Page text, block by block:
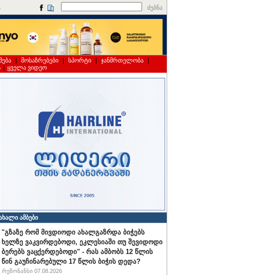
ძებნა
მოსაზრებები სპორტი ჯანმრთელობა
ყველა ვიდეო
ამბები
"გზაზე რომ მივდიოდი ახალგაზრდა ბიჭებს
ხელზე ვაკვირდებოდი, ეკლესიაში თუ შევიდოდი
ბერებს ვაცქერდებოდი" - რას ამბობს 12 წლის
წინ გაუჩინარებული 17 წლის ბიჭის დედა?
რეზონანსი 07.08.2026